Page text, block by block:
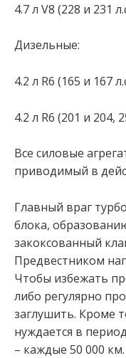
4.7 л V8 (228 и 231
Дизельные:
4.2 л R6 (165 и 167
4.2 л R6 (201 и 204,
Все силовые
приводимый в
Главный враг
блока,
закоксованный
Предвестником
Чтобы избежать
либо регулярно
заглушить. Кроме
нуждается в
– каждые 50 000 км.